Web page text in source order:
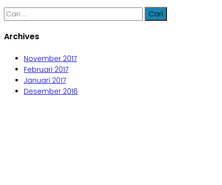
Cari
untuk:
Archives
November 2017
Februari 2017
Januari 2017
Desember 2016